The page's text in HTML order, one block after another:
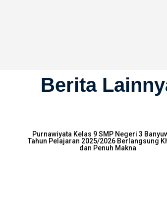
Berita
Purnawiyata Kelas 9 SMP Negeri 3
Tahun Pelajaran 2025/2026 Berlangsung
dan Penuh Makna